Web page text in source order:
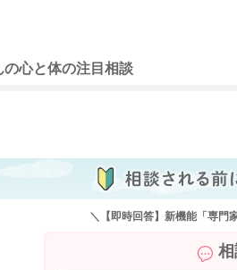
も
の心と体の注目相談
も
＼【即時回答】新機能「専門